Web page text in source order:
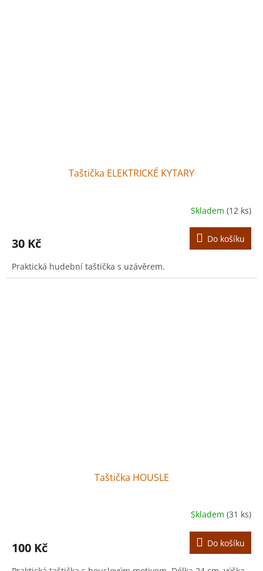
Taštička ELEKTRICKÉ KYTARY
Skladem (12 ks)
30 Kč Do košíku
Praktická hudební taštička s uzávěrem.
Taštička HOUSLE
Skladem (31 ks)
100 Kč Do košíku